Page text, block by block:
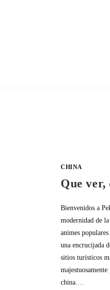
CHINA
Que ver,
Bienvenidos a
modernidad de
animes
una encrucijada
sitios turísticos
china.…